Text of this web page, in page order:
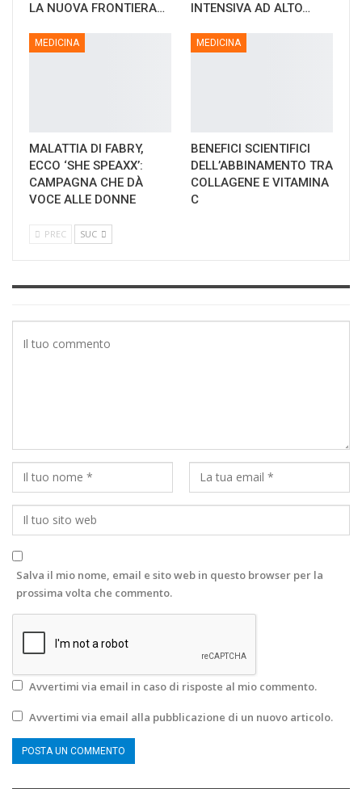
LA NUOVA FRONTIERA…
INTENSIVA AD ALTO…
MEDICINA
MALATTIA DI FABRY,
ECCO ‘SHE SPEAXX’:
CAMPAGNA CHE DÀ
VOCE ALLE DONNE
MEDICINA
BENEFICI SCIENTIFICI
DELL’ABBINAMENTO TRA
COLLAGENE E VITAMINA
C
PREC SUC
Salva il mio nome, email e sito web in questo browser per la
prossima volta che commento.
Avvertimi via email in caso di risposte al mio commento.
Avvertimi via email alla pubblicazione di un nuovo articolo.